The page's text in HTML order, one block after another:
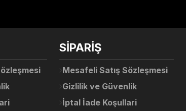
Yaz
Paylaş SİPARİŞ
Mesafeli Satış Sözleşmesi
Gizlilik ve Güvenlik
İptal İade Koşullari